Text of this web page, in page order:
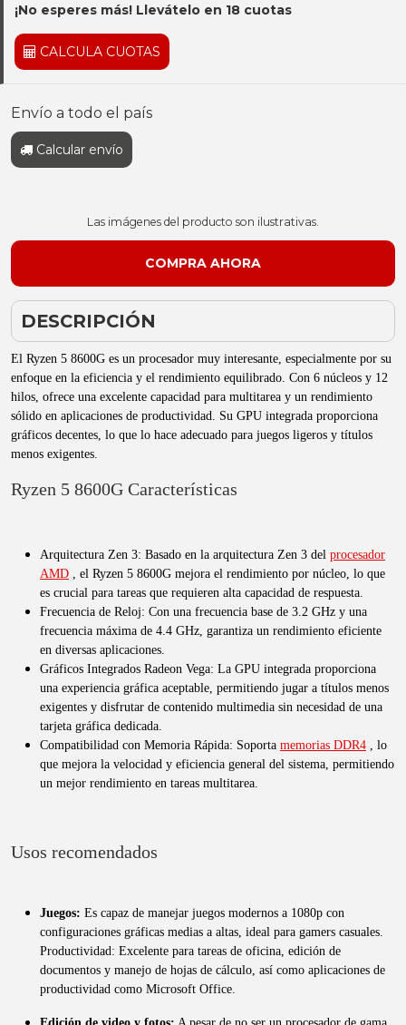
¡No esperes más! Llevátelo en 18 cuotas
CALCULA CUOTAS
Envío a todo el país
Calcular envío
Las imágenes del producto son ilustrativas.
DESCRIPCIÓN
El Ryzen 5 8600G es un procesador muy interesante, especialmente por su
enfoque en la eficiencia y el rendimiento equilibrado. Con 6 núcleos y 12
hilos, ofrece una excelente capacidad para multitarea y un rendimiento
sólido en aplicaciones de productividad. Su GPU integrada proporciona
gráficos decentes, lo que lo hace adecuado para juegos ligeros y títulos
menos exigentes.
Ryzen 5 8600G Características
Arquitectura Zen 3: Basado en la arquitectura Zen 3 del procesador
AMD , el Ryzen 5 8600G mejora el rendimiento por núcleo, lo que
es crucial para tareas que requieren alta capacidad de respuesta.
Frecuencia de Reloj: Con una frecuencia base de 3.2 GHz y una
frecuencia máxima de 4.4 GHz, garantiza un rendimiento eficiente
en diversas aplicaciones.
Gráficos Integrados Radeon Vega: La GPU integrada proporciona
una experiencia gráfica aceptable, permitiendo jugar a títulos menos
exigentes y disfrutar de contenido multimedia sin necesidad de una
tarjeta gráfica dedicada.
Compatibilidad con Memoria Rápida: Soporta memorias DDR4 , lo
que mejora la velocidad y eficiencia general del sistema, permitiendo
un mejor rendimiento en tareas multitarea.
Usos recomendados
Juegos: Es capaz de manejar juegos modernos a 1080p con
configuraciones gráficas medias a altas, ideal para gamers casuales.
Productividad: Excelente para tareas de oficina, edición de
documentos y manejo de hojas de cálculo, así como aplicaciones de
productividad como Microsoft Office.